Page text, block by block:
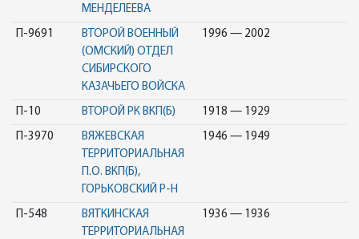
МЕНДЕЛЕЕВА
П-9691
ВТОРОЙ ВОЕННЫЙ
(ОМСКИЙ) ОТДЕЛ
СИБИРСКОГО
КАЗАЧЬЕГО ВОЙСКА
1996 — 2002
П-10 ВТОРОЙ РК ВКП(Б) 1918 — 1929
П-3970
ВЯЖЕВСКАЯ
ТЕРРИТОРИАЛЬНАЯ
П.О. ВКП(Б),
ГОРЬКОВСКИЙ Р-Н
1946 — 1949
П-548
ВЯТКИНСКАЯ
ТЕРРИТОРИАЛЬНАЯ
1936 — 1936